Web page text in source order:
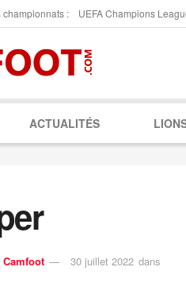
championnats : UEFA Champions
ACTUALITÉS
Camfoot 30 juillet 2022 dans